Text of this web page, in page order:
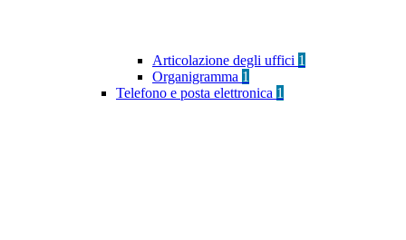
Articolazione degli uffici 1
Organigramma 1
Telefono e posta elettronica 1